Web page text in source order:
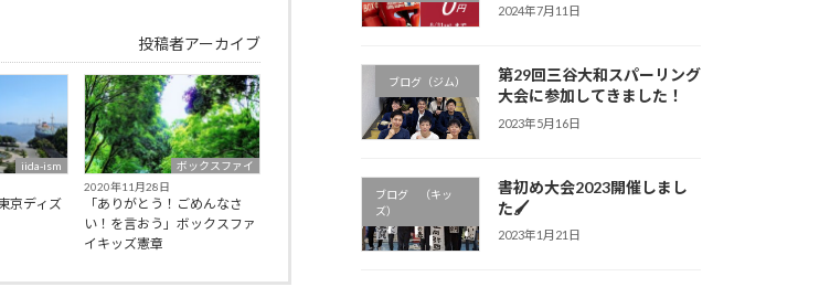
投稿者アーカイブ
iida-ism
京ディズ
ボックスファイ
2020年11月28日
「ありがとう！ごめんなさ
い！を言おう」ボックスファ
イキッズ憲章
2024年7月11日
ブログ（ジム）
第29回三谷大和スパーリング
大会に参加してきました！
2023年5月16日
ブログ （キッ
ズ）
書初め大会2023開催しまし
た🖌
2023年1月21日